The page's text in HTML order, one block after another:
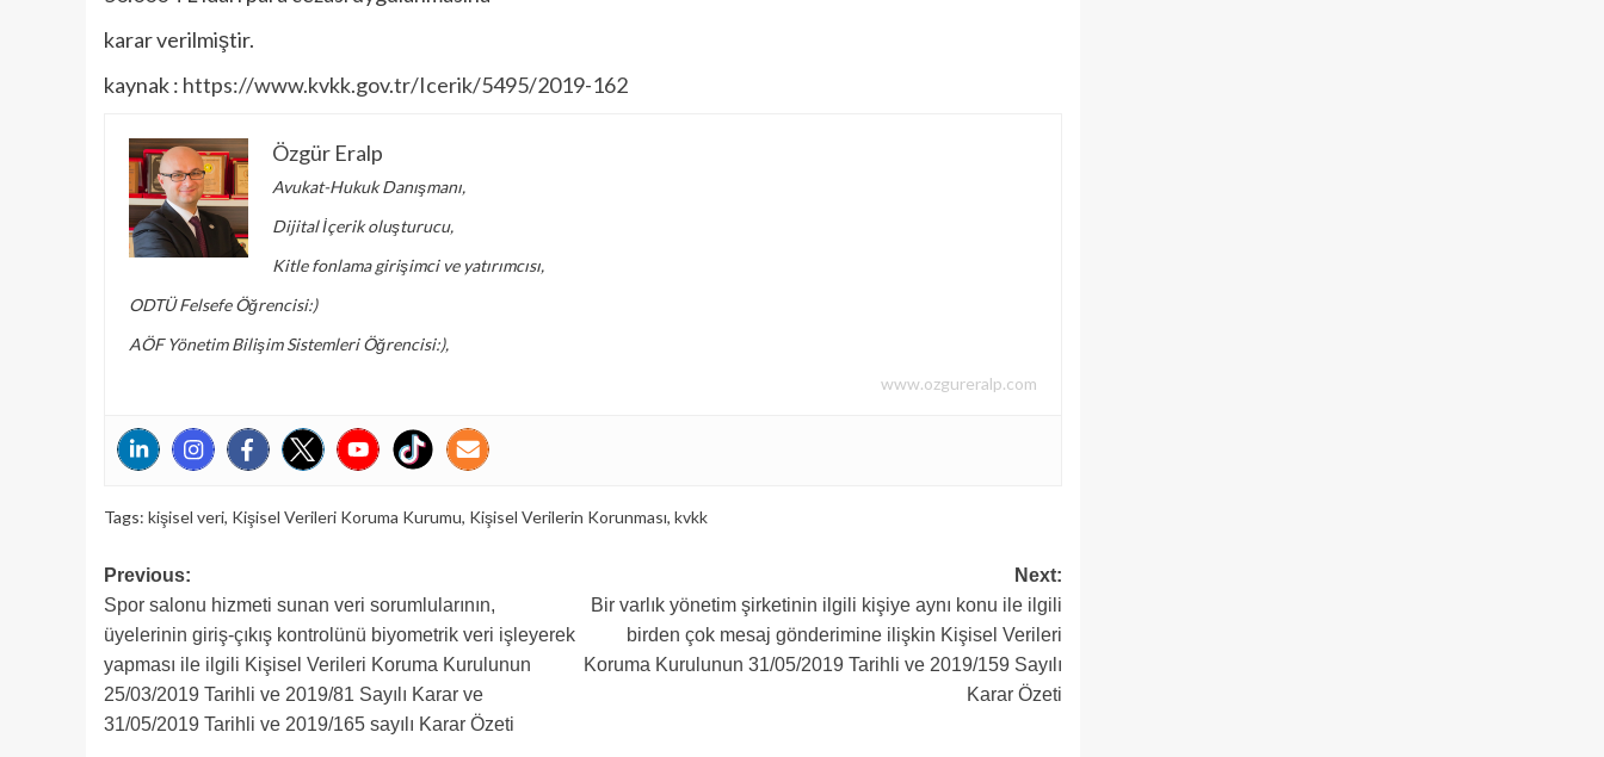
karar verilmiştir.
kaynak : https://www.kvkk.gov.tr/Icerik/5495/2019-162
Özgür Eralp
Avukat-Hukuk Danışmanı,
Dijital İçerik oluşturucu,
Kitle fonlama girişimci ve yatırımcısı,
ODTÜ Felsefe Öğrencisi:)
AÖF Yönetim Bilişim Sistemleri Öğrencisi:),
www.ozgureralp.com
Tags: kişisel veri, Kişisel Verileri Koruma Kurumu, Kişisel Verilerin Korunması, kvkk
Post
navigation
Previous:
Spor salonu hizmeti sunan veri sorumlularının,
üyelerinin giriş-çıkış kontrolünü biyometrik veri işleyerek
yapması ile ilgili Kişisel Verileri Koruma Kurulunun
25/03/2019 Tarihli ve 2019/81 Sayılı Karar ve
31/05/2019 Tarihli ve 2019/165 sayılı Karar Özeti
Next:
Bir varlık yönetim şirketinin ilgili kişiye aynı konu ile ilgili
birden çok mesaj gönderimine ilişkin Kişisel Verileri
Koruma Kurulunun 31/05/2019 Tarihli ve 2019/159 Sayılı
Karar Özeti